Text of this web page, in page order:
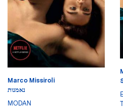
Marco Missiroli
נאמנות
MODAN